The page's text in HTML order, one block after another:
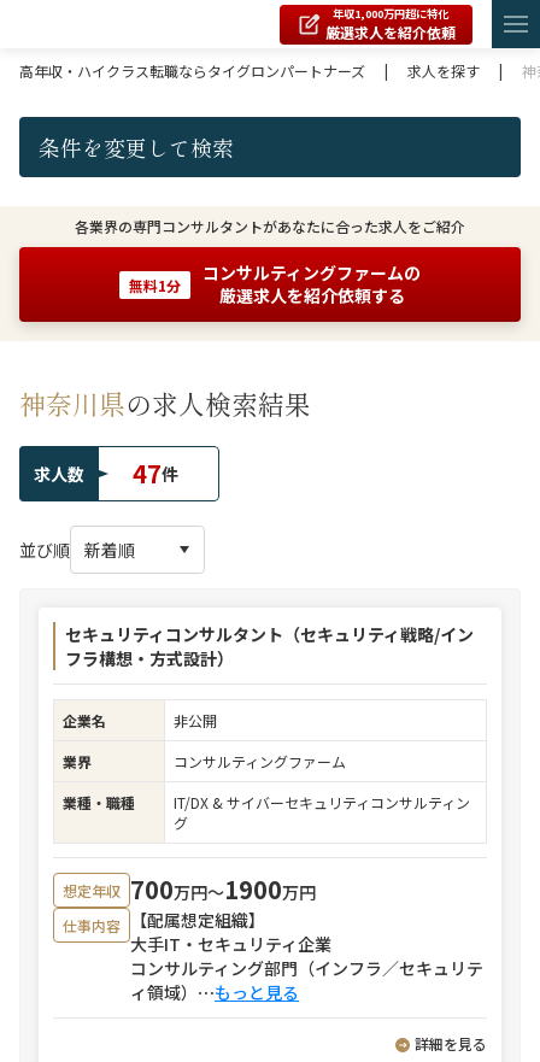
年収1,000万円超に特化
厳選求人を紹介依頼
高年収・ハイクラス転職ならタイグロンパートナーズ
| 求人を探す | 神
条件を変更して検索
各業界の専門コンサルタントがあなたに合った求人をご紹介
無料1分
コンサルティングファームの
厳選求人を紹介依頼する
神奈川県の求人検索結果
求人数 47件
並び順
セキュリティコンサルタント（セキュリティ戦略/イン
フラ構想・方式設計）
企業名
非公開
業界
コンサルティングファーム
業種・職種
IT/DX & サイバーセキュリティコンサルティン
グ
想定年収 700万円〜1900万円
仕事内容
【配属想定組織】
大手IT・セキュリティ企業
コンサルティング部門（インフラ／セキュリテ
ィ領域） ⋯もっと見る
詳細を見る